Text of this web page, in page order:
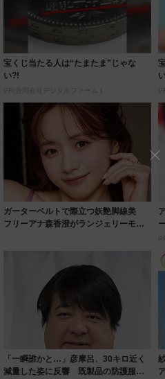
宝くじ当たる人は“たまたま”じゃな
い?!
PR(合同会社デジタルファーム )
ガーターベルトで際立つ妖艶脚線美
フリーアナ森香澄がランジェリーモデ
「一瞬誰かと…」彦摩呂、30キロ近く
減量した姿に反響 既製品の防護服が